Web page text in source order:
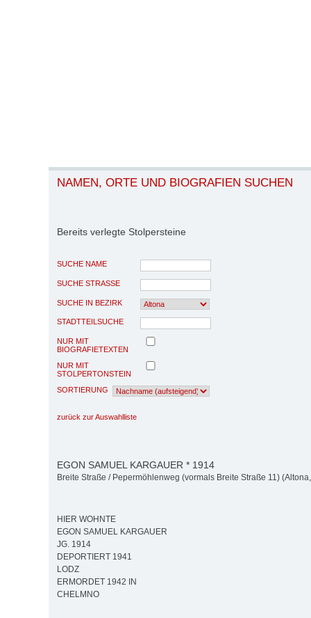
NAMEN, ORTE UND BIOGRAFIEN SUCHEN
Bereits verlegte Stolpersteine
SUCHE NAME
SUCHE STRASSE
SUCHE IN BEZIRK
STADTTEILSUCHE
NUR MIT
BIOGRAFIETEXTEN
NUR MIT
STOLPERTONSTEIN
SORTIERUNG
zurück zur Auswahlliste
EGON SAMUEL KARGAUER * 1914
Breite Straße / Pepermöhlenweg (vormals Breite Straße 11)
HIER WOHNTE
EGON SAMUEL KARGAUER
JG. 1914
DEPORTIERT 1941
LODZ
ERMORDET 1942 IN
CHELMNO